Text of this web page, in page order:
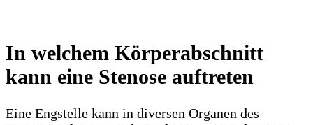
In welchem Körperabschnitt
kann eine Stenose auftreten
Eine Engstelle kann in diversen Organen des